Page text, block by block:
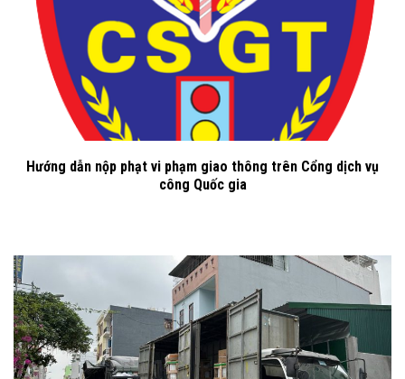
Hướng dẫn nộp phạt vi phạm giao thông trên Cổng dịch vụ
công Quốc gia